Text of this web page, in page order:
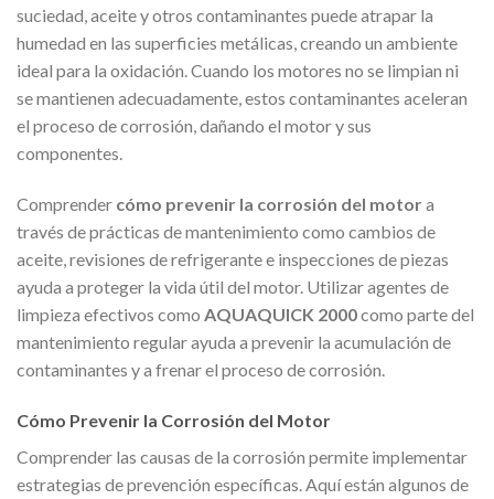
suciedad, aceite y otros contaminantes puede atrapar la
humedad en las superficies metálicas, creando un ambiente
ideal para la oxidación. Cuando los motores no se limpian ni
se mantienen adecuadamente, estos contaminantes aceleran
el proceso de corrosión, dañando el motor y sus
componentes.
Comprender cómo prevenir la corrosión del motora
través de prácticas de mantenimiento como cambios de
aceite, revisiones de refrigerante e inspecciones de piezas
ayuda a proteger la vida útil del motor. Utilizar agentes de
limpieza efectivos como AQUAQUICK 2000como parte del
mantenimiento regular ayuda a prevenir la acumulación de
contaminantes y a frenar el proceso de corrosión.
Cómo Prevenir la Corrosión del Motor
Comprender las causas de la corrosión permite implementar
estrategias de prevención específicas. Aquí están algunos de